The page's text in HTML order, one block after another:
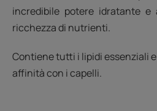
incredibile potere idratante e
ricchezza di nutrienti.
Contiene tutti i lipidi essenziali
affinità con i capelli.